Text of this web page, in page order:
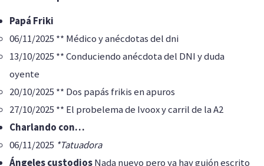
Papá Friki
06/11/2025 ** Médico y anécdotas del dni
13/10/2025 ** Conduciendo anécdota del DNI y duda
oyente
20/10/2025 ** Dos papás frikis en apuros
27/10/2025 ** El probelema de Ivoox y carril de la A2
Charlando con…
06/11/2025 *Tatuadora
Ángeles custodiosNada nuevo pero ya hay guión escrito